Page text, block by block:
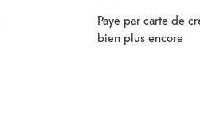
Paye par carte de
bien plus encore